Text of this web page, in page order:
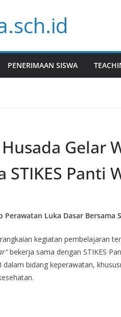
PENERIMAAN SISWA
Gelar
STIKES Panti
Luka Dasar Bersama
kegiatan pembelajaran
bekerja sama dengan STIKES
bidang keperawatan,